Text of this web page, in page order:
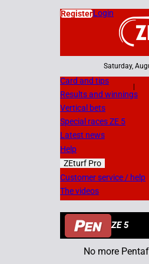
RegisterLogin
Saturday,
Card and tips
Results and winnings
Vertical bets
Special races ZE 5
Latest news
Help
ZEturf Pro
Customer service / help
The videos
ZE 5
No more